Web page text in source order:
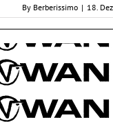
By Berberissimo | 18.